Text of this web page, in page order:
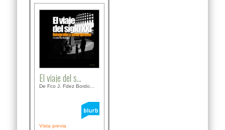
El viaje del s...
De Fco J. Fdez Bordo...
Vista previa